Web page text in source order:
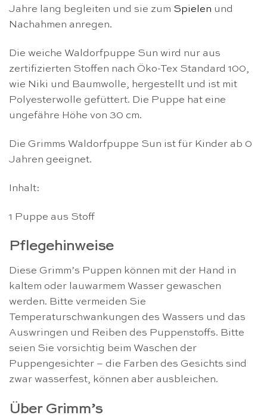
Jahre lang begleiten und sie zum Spielen und
Nachahmen anregen.
Die weiche Waldorfpuppe Sun wird nur aus
zertifizierten Stoffen nach Öko-Tex Standard 100,
wie Niki und Baumwolle, hergestellt und ist mit
Polyesterwolle gefüttert. Die Puppe hat eine
ungefähre Höhe von 30 cm.
Die Grimms Waldorfpuppe Sun ist für Kinder ab 0
Jahren geeignet.
Inhalt:
1 Puppe aus Stoff
Pflegehinweise
Diese Grimm’s Puppen können mit der Hand in
kaltem oder lauwarmem Wasser gewaschen
werden. Bitte vermeiden Sie
Temperaturschwankungen des Wassers und das
Auswringen und Reiben des Puppenstoffs. Bitte
seien Sie vorsichtig beim Waschen der
Puppengesichter – die Farben des Gesichts sind
zwar wasserfest, können aber ausbleichen.
Über Grimm’s